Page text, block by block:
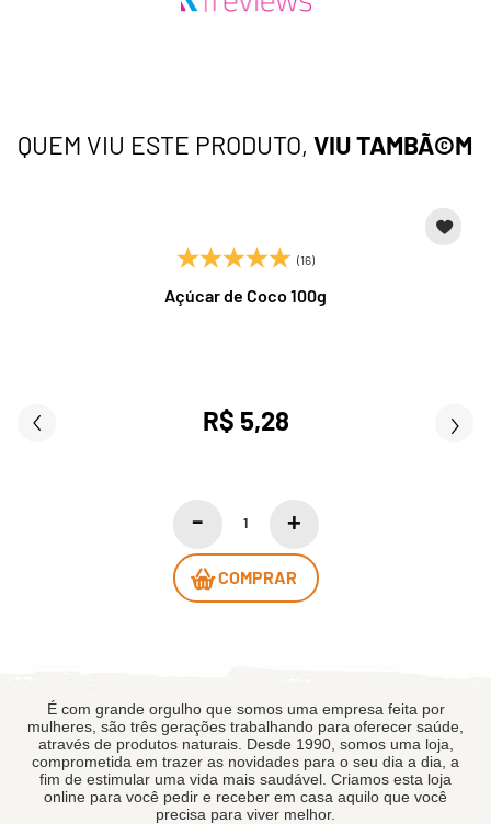
QUEM VIU ESTE PRODUTO, VIU TAMBÃ©M
(16)
Açúcar de Coco 100g
R$ 5,28
COMPRAR
É com grande orgulho que somos uma empresa feita por
mulheres, são três gerações trabalhando para oferecer saúde,
através de produtos naturais. Desde 1990, somos uma loja,
comprometida em trazer as novidades para o seu dia a dia, a
fim de estimular uma vida mais saudável. Criamos esta loja
online para você pedir e receber em casa aquilo que você
precisa para viver melhor.